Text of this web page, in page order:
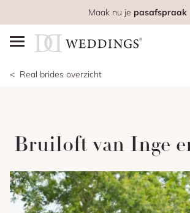
Maak nu je pasafspraak
Real brides overzicht
Bruiloft van Inge